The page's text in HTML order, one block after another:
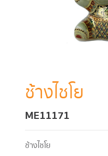
ช้างไชโย
ME11171
ช้างไชโย